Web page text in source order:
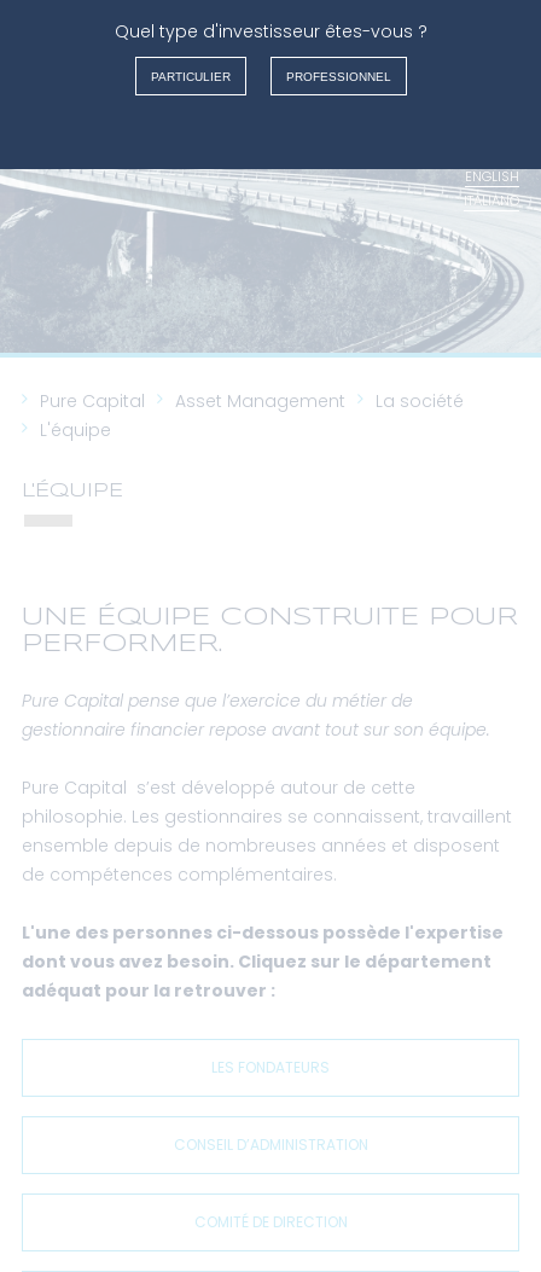
ASSET MANAGEMENT
ENGLISH
ITALIANO
Pure Capital Asset Management
La société
L'équipe
L'ÉQUIPE
UNE ÉQUIPE CONSTRUITE POUR
PERFORMER.
Pure Capital pense que l’exercice du métier de
gestionnaire financier repose avant tout sur son équipe.
Pure Capital s’est développé autour de cette
philosophie. Les gestionnaires se connaissent, travaillent
ensemble depuis de nombreuses années et disposent
de compétences complémentaires.
L'une des personnes ci-dessous possède l'expertise
dont vous avez besoin. Cliquez sur le département
adéquat pour la retrouver :
LES FONDATEURS
CONSEIL D’ADMINISTRATION
COMITÉ DE DIRECTION
Quel type d'investisseur êtes-vous ?
PARTICULIER PROFESSIONNEL